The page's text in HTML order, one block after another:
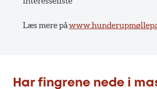
Læs mere på
Har fingrene nede i